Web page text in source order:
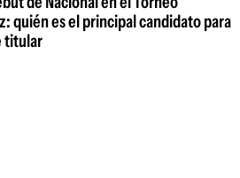
quién es el principal candidato para
titular